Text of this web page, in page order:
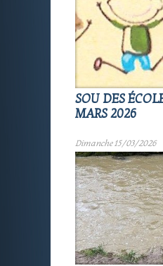
SOU DES
MARS 2026
Dimanche 15/03/2026